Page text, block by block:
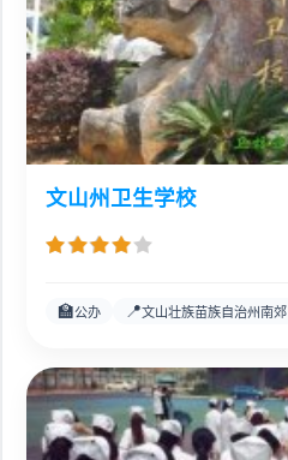
文山州卫生学校
🏫公办 📍文山壮族苗族自治州南郊